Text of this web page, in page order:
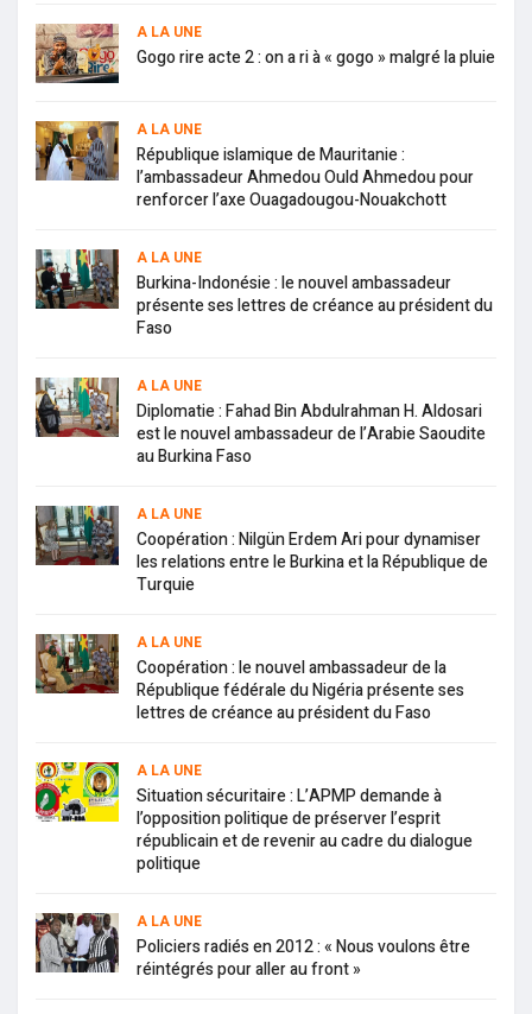
A LA UNE
Gogo rire acte 2 : on a ri à « gogo » malgré la pluie
A LA UNE
République islamique de Mauritanie :
l’ambassadeur Ahmedou Ould Ahmedou pour
renforcer l’axe Ouagadougou-Nouakchott
A LA UNE
Burkina-Indonésie : le nouvel ambassadeur
présente ses lettres de créance au président du
Faso
A LA UNE
Diplomatie : Fahad Bin Abdulrahman H. Aldosari
est le nouvel ambassadeur de l’Arabie Saoudite
au Burkina Faso
A LA UNE
Coopération : Nilgün Erdem Ari pour dynamiser
les relations entre le Burkina et la République de
Turquie
A LA UNE
Coopération : le nouvel ambassadeur de la
République fédérale du Nigéria présente ses
lettres de créance au président du Faso
A LA UNE
Situation sécuritaire : L’APMP demande à
l’opposition politique de préserver l’esprit
républicain et de revenir au cadre du dialogue
politique
A LA UNE
Policiers radiés en 2012 : « Nous voulons être
réintégrés pour aller au front »